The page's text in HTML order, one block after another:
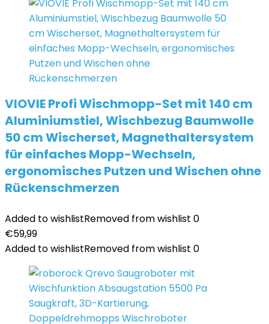
VIOVIE Profi Wischmopp-Set mit 140 cm
Aluminiumstiel, Wischbezug Baumwolle
50 cm Wischerset, Magnethaltersystem
für einfaches Mopp-Wechseln,
ergonomisches Putzen und Wischen ohne
Rückenschmerzen
Added to wishlistRemoved from wishlist 0
€59,99
Added to wishlistRemoved from wishlist 0